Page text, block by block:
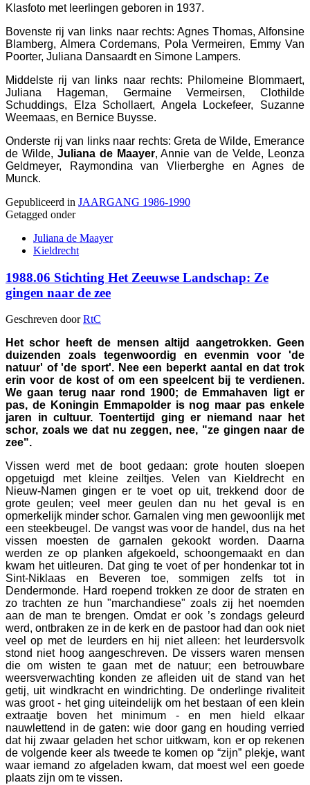
Klasfoto met leerlingen geboren in 1937.
Bovenste rij van links naar rechts: Agnes Thomas, Alfonsine
Blamberg, Almera Cordemans, Pola Vermeiren, Emmy Van
Poorter, Juliana Dansaardt en Simone Lampers.
Middelste rij van links naar rechts: Philomeine Blommaert,
Juliana Hageman, Germaine Vermeirsen, Clothilde
Schuddings, Elza Schollaert, Angela Lockefeer, Suzanne
Weemaas, en Bernice Buysse.
Onderste rij van links naar rechts: Greta de Wilde, Emerance
de Wilde, Juliana de Maayer, Annie van de Velde, Leonza
Geldmeyer, Raymondina van Vlierberghe en Agnes de
Munck.
Gepubliceerd in JAARGANG 1986-1990
Getagged onder
Juliana de Maayer
Kieldrecht
1988.06 Stichting Het Zeeuwse Landschap: Ze
gingen naar de zee
Geschreven doorRtC
Het schor heeft de mensen altijd aangetrokken. Geen
duizenden zoals tegenwoordig en evenmin voor 'de
natuur' of 'de sport'. Nee een beperkt aantal en dat trok
erin voor de kost of om een speelcent bij te verdienen.
We gaan terug naar rond 1900; de Emmahaven ligt er
pas, de Koningin Emmapolder is nog maar pas enkele
jaren in cultuur. Toentertijd ging er niemand naar het
schor, zoals we dat nu zeggen, nee, "ze gingen naar de
zee".
Vissen werd met de boot gedaan: grote houten sloepen
opgetuigd met kleine zeiltjes. Velen van Kieldrecht en
Nieuw-Namen gingen er te voet op uit, trekkend door de
grote geulen; veel meer geulen dan nu het geval is en
opmerkelijk minder schor. Garnalen ving men gewoonlijk met
een steekbeugel. De vangst was voor de handel, dus na het
vissen moesten de garnalen gekookt worden. Daarna
werden ze op planken afgekoeld, schoongemaakt en dan
kwam het uitleuren. Dat ging te voet of per hondenkar tot in
Sint-Niklaas en Beveren toe, sommigen zelfs tot in
Dendermonde. Hard roepend trokken ze door de straten en
zo trachten ze hun "marchandiese" zoals zij het noemden
aan de man te brengen. Omdat er ook ’s zondags geleurd
werd, ontbraken ze in de kerk en de pastoor had dan ook niet
veel op met de leurders en hij niet alleen: het leurdersvolk
stond niet hoog aangeschreven. De vissers waren mensen
die om wisten te gaan met de natuur; een betrouwbare
weersverwachting konden ze afleiden uit de stand van het
getij, uit windkracht en windrichting. De onderlinge rivaliteit
was groot - het ging uiteindelijk om het bestaan of een klein
extraatje boven het minimum - en men hield elkaar
nauwlettend in de gaten: wie door gang en houding verried
dat hij zwaar geladen het schor uitkwam, kon er op rekenen
de volgende keer als tweede te komen op “zijn” plekje, want
waar iemand zo afgeladen kwam, dat moest wel een goede
plaats zijn om te vissen.